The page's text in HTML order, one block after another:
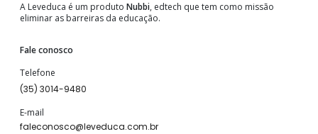
A Leveduca é um produto Nubbi, edtech que tem como missão
eliminar as barreiras da educação.
Fale conosco
Telefone
(35) 3014-9480
E-mail
faleconosco@leveduca.com.br